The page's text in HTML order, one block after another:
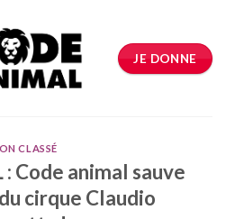
JE DONNE
CLASSÉ
Code animal sauve
cirque Claudio